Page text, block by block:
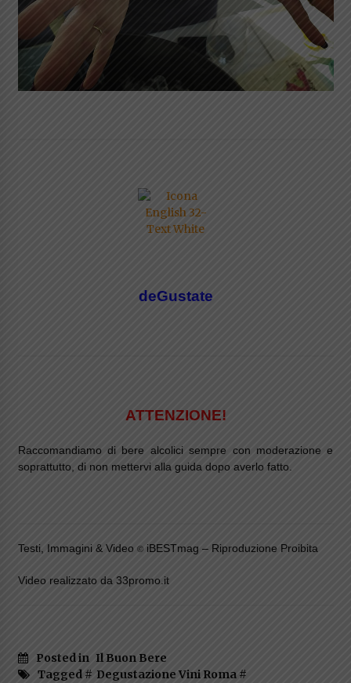
deGustate
ATTENZIONE!
Raccomandiamo di bere alcolici sempre con moderazione e
soprattutto, di non mettervi alla guida dopo averlo fatto.
Testi, Immagini & Video ©iBESTmag – Riproduzione Proibita
Video realizzato da 33promo.it
Posted in Il Buon Bere
Tagged # Degustazione Vini Roma#